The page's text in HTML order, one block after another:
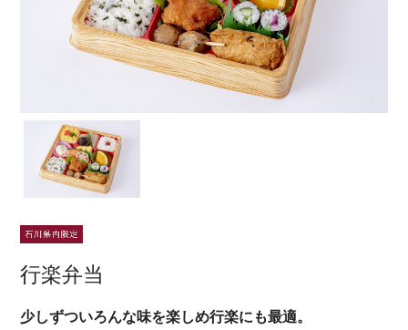
行楽弁当
少しずついろんな味を楽しめ行楽にも最適。